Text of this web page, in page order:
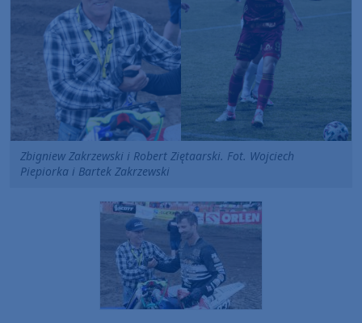
Zbigniew Zakrzewski i Robert Ziętaarski. Fot. Wojciech
Piepiorka i Bartek Zakrzewski